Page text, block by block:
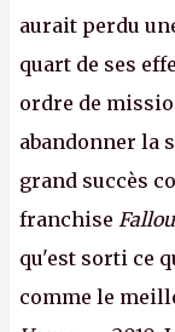
aurait perdu
quart de ses
ordre de
abandonner la
grand succès
franchise
qu'est sorti ce
comme le